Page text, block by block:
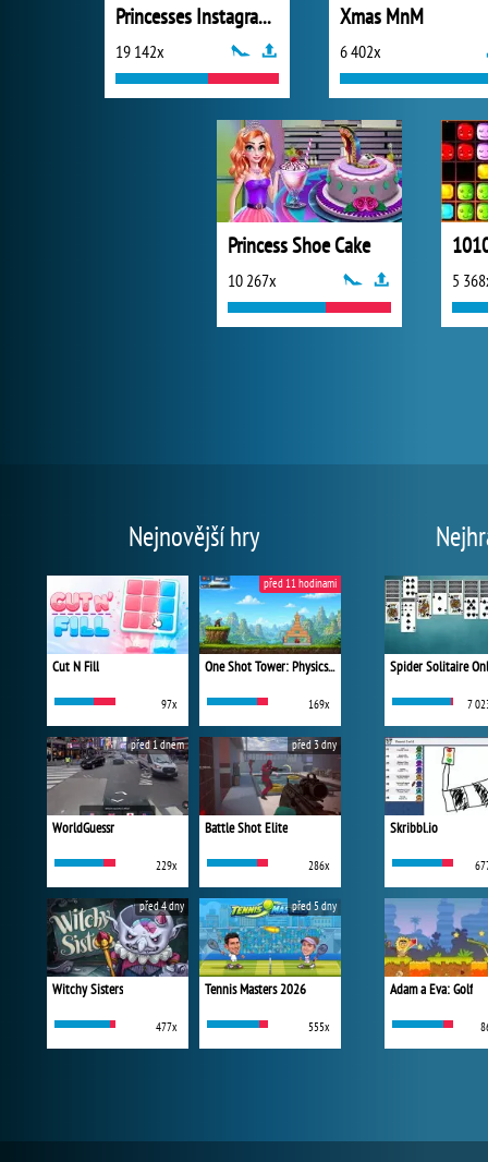
Princesses Instagram Rivals
19 142x
Xmas MnM
6 402x
Princess Shoe Cake
10 267x 5
Nejnovější hry
Cut N Fill
97x
One Shot Tower: Physics Destroyer
169x
před 11 hodinami
WorldGuessr
229x
před 1 dnem
Battle Shot Elite
286x
před 3 dny
Witchy Sisters
477x
před 4 dny
Tennis Masters 2026
555x
před 5 dny
Spider Solitaire
7
Skribbl.io
Adam a Eva: Golf